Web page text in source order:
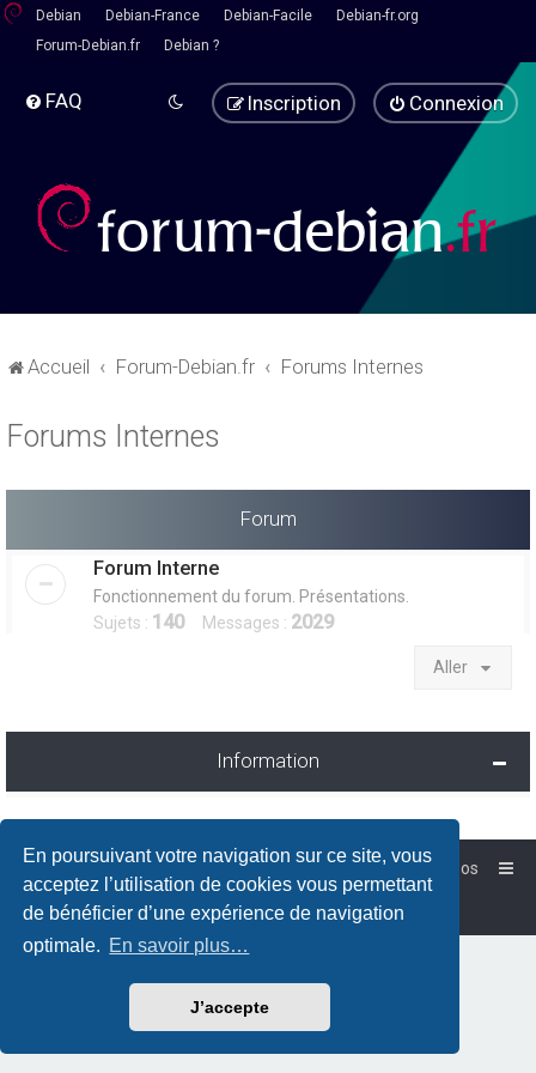
En poursuivant votre navigation sur ce site, vous
acceptez l’utilisation de cookies vous permettant
de bénéficier d’une expérience de navigation
optimale. En savoir plus…
J’accepte
Debian Debian-France Debian-Facile
Debian-fr.org
Forum-Debian.fr
Debian ?
FAQ Connexion
Inscription
Accueil Forum-Debian.fr Forums Internes
Forums Internes
Forum
Forum Interne
Fonctionnement du forum. Présentations.
Sujets : 140Messages : 2029
Aller
Information
Accueil Forum-Debian.fr
À propos
Powered by phpBB™
Traduction française officielle©Qiaeru